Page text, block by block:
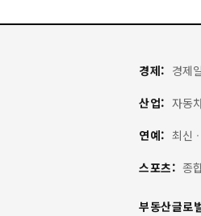
경제: 경제
산업: 자동
연예: 최신 ·
스포츠: 종
부동산글로